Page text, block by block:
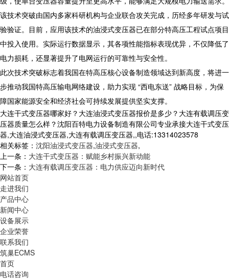
​ 该技术突破由国内多家科研机构与企业联合攻关完成，历经多年研发与试
验验证。目前，应用该技术的油浸式变压器已在部分特高压工程试点项目
中投入使用。实际运行数据显示，其各项性能指标表现优异，不仅降低了
电力损耗，还显著提升了电网运行的可靠性与安全性。
​ 此次技术突破标志着我国在特高压核心设备制造领域达到新高度，将进一
步推动我国特高压输电网络建设，助力实现 “西电东送” 战略目标，为保
障国家能源安全和经济社会可持续发展提供坚实支撑。​
大连干式变压器哪家好？大连油浸式变压器报价是多少？大连有载调压变
压器质量怎么样？沈阳百特电力设备制造有限公司专业承接大连干式变压
器,大连油浸式变压器,大连有载调压变压器,,电话:13314023578
相关标签： 沈阳油浸式变压器,油浸式变压器,
上一条： 大连干式变压器：赋能乡村振兴新动能​
下一条： 大连有载调压变压器：电力供应迈向新时代​
网站首页
走进我们
产品中心
新闻中心
设备展示
企业荣誉
联系我们
筑巢ECMS
首页
电话咨询